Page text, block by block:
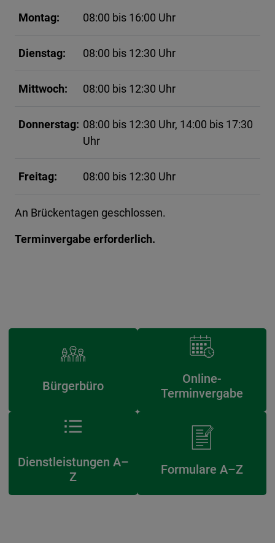
Montag: 08:00 bis 16:00 Uhr
Dienstag: 08:00 bis 12:30 Uhr
Mittwoch: 08:00 bis 12:30 Uhr
Donnerstag: 08:00 bis 12:30 Uhr, 14:00 bis 17:30
Uhr
Freitag: 08:00 bis 12:30 Uhr
An Brückentagen geschlossen.
Terminvergabe erforderlich.
Bürgerbüro
Online-
Terminvergabe
Dienstleistungen A–
Z
Formulare A–Z